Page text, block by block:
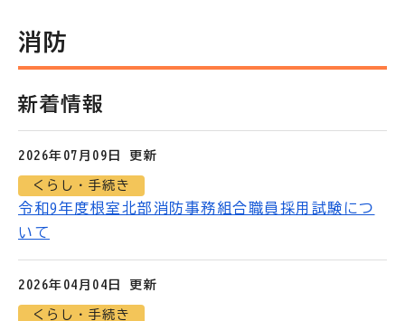
消防
新着情報
2026年07月09日 更新
くらし・手続き
令和9年度根室北部消防事務組合職員採用試験につ
いて
2026年04月04日 更新
くらし・手続き